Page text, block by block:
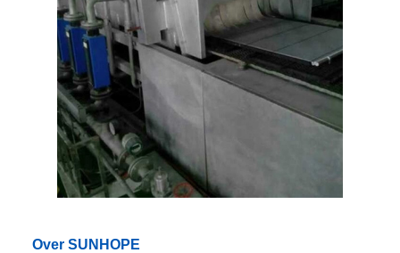
Over SUNHOPE